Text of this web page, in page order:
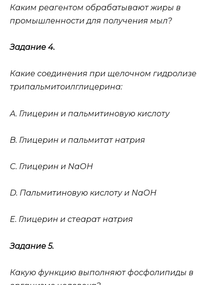
Каким реагентом обрабатывают жиры в
промышленности для получения мыл?
Задание 4.
Какие соединения при щелочном гидролизе
трипальмитоилглицерина:
А. Глицерин и пальмитиновую кислоту
В. Глицерин и пальмитат натрия
С. Глицерин и NаОН
D. Пальмитиновую кислоту и NаОН
Е. Глицерин и стеарат натрия
Задание 5.
Какую функцию выполняют фосфолипиды в